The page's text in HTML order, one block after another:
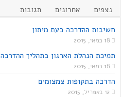
נצפים אחרונים
תגובות
חשיבות ההדרכה בעת מיתון
18 במאי, 2015
תמיכת הנהלת הארגון בתהליך ההדרכה
18 במאי, 2015
הדרכה בתקופות צמצומים
12 באפריל, 2015